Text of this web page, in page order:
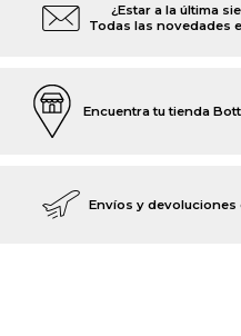
¿Estar a la última
Todas las novedades
Encuentra tu tienda
Envíos y devoluciones